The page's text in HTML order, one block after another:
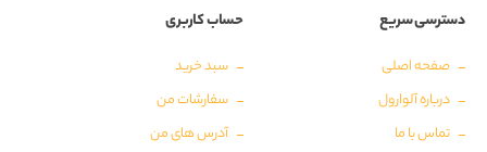
دسترسی سریع
صفحه اصلی
درباره آلوارول
تماس با ما
حساب کاربری
سبد خرید
سفارشات من
آدرس های من